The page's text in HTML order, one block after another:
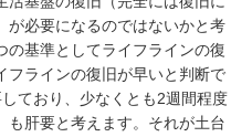
が必要になるのではないかと考
の基準としてライフラインの復
フラインの復旧が早いと判断で
ており、少なくとも2週間程度
も肝要と考えます。それが土台